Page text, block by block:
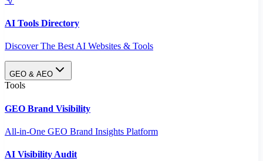
AI Tools Directory
Discover The Best AI Websites & Tools
GEO & AEO
Tools
GEO Brand Visibility
All-in-One GEO Brand Insights Platform
AI Visibility Audit